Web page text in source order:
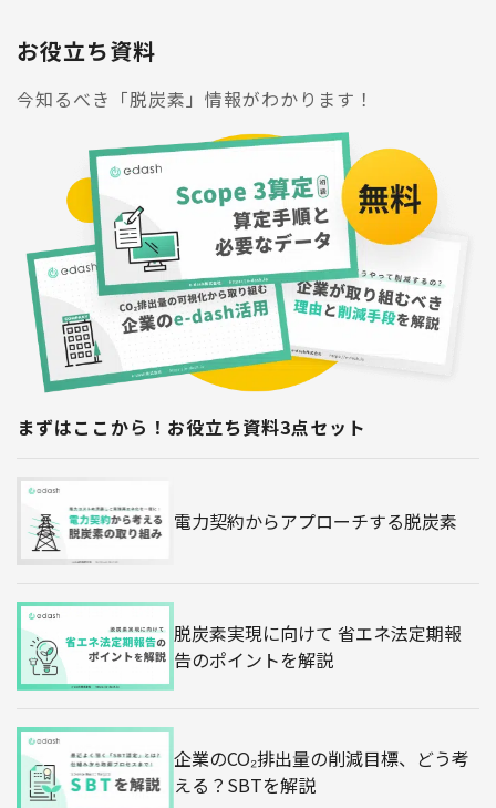
お役立ち資料
今知るべき「脱炭素」情報がわかります！
まずはここから！お役立ち資料3点セット
電力契約からアプローチする脱炭素
脱炭素実現に向けて 省エネ法定期報
告のポイントを解説
企業のCO₂排出量の削減目標、どう考
える？SBTを解説